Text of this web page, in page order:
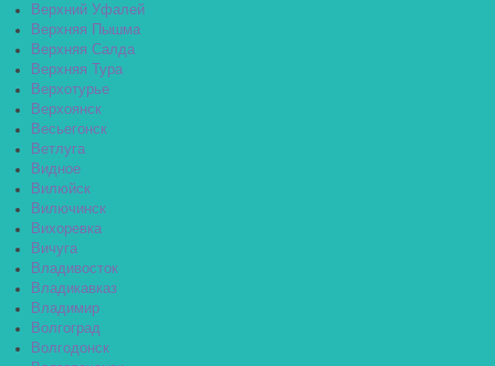
Верхний Уфалей
Верхняя Пышма
Верхняя Салда
Верхняя Тура
Верхотурье
Верхоянск
Весьегонск
Ветлуга
Видное
Вилюйск
Вилючинск
Вихоревка
Вичуга
Владивосток
Владикавказ
Владимир
Волгоград
Волгодонск